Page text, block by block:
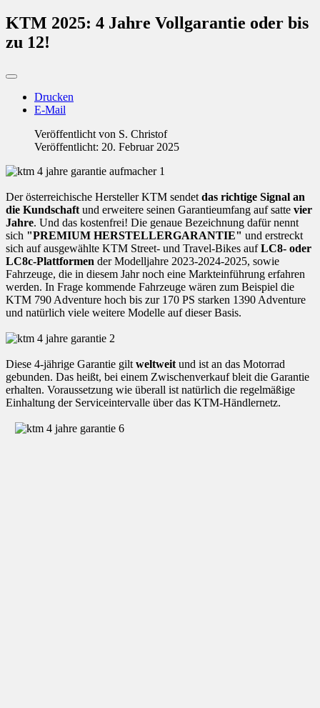
KTM 2025: 4 Jahre Vollgarantie oder bis
zu 12!
Drucken
E-Mail
Veröffentlicht von S. Christof
Veröffentlicht: 20. Februar 2025
Der österreichische Hersteller KTM sendet das richtige Signal an
die Kundschaft und erweitere seinen Garantieumfang auf satte vier
Jahre. Und das kostenfrei! Die genaue Bezeichnung dafür nennt
sich "PREMIUM HERSTELLERGARANTIE" und erstreckt
sich auf ausgewählte KTM Street- und Travel-Bikes aufLC8- oder
LC8c-Plattformen der Modelljahre 2023-2024-2025, sowie
Fahrzeuge, die in diesem Jahr noch eine Markteinführung erfahren
werden. In Frage kommende Fahrzeuge wären zum Beispiel die
KTM 790 Adventure hoch bis zur 170 PS starken 1390 Adventure
und natürlich viele weitere Modelle auf dieser Basis.
Diese 4-jährige Garantie gilt weltweit und ist an das Motorrad
gebunden. Das heißt, bei einem Zwischenverkauf bleit die Garantie
erhalten. Voraussetzung wie überall ist natürlich die regelmäßige
Einhaltung der Serviceintervalle über das KTM-Händlernetz.